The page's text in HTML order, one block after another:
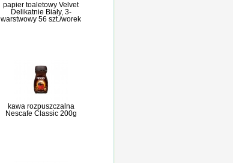
papier toaletowy Velvet
Delikatnie Biały, 3-
warstwowy 56 szt./worek
kawa rozpuszczalna
Nescafe Classic 200g